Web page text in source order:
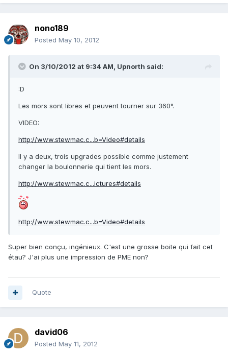
nono189
Posted May 10, 2012
On 3/10/2012 at 9:34 AM, Upnorth said:
:D
Les mors sont libres et peuvent tourner sur 360°.
VIDEO:
http://www.stewmac.c...b=Video#details
Il y a deux, trois upgrades possible comme justement
changer la boulonnerie qui tient les mors.
http://www.stewmac.c...ictures#details
http://www.stewmac.c...b=Video#details
Super bien conçu, ingénieux. C'est une grosse boite qui fait cet
étau? J'ai plus une impression de PME non?
Quote
david06
Posted May 11, 2012